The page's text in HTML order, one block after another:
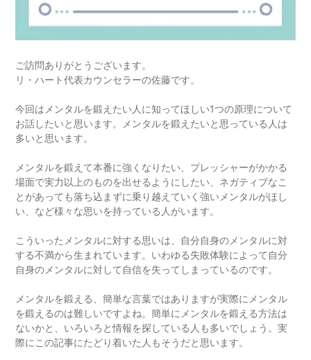
ご訪問ありがとうございます。
リ・ハート代表カウンセラーの佐藤です。
今回はメンタルを鍛えたい人に知ってほしい1つの原理について
お話したいと思います。メンタルを鍛えたいと思っている人は
多いと思います。
メンタルを鍛えて本番に強くなりたい、プレッシャーがかかる
場面で実力以上のものを出せるようにしたい、ネガティブなこ
とがあっても落ち込まずに乗り越えていく強いメンタルがほし
い、など様々な思いを持っている人がいます。
こういったメンタルに対する思いは、自分自身のメンタルに対
する不満から生まれています。いわゆる失敗体験によって自分
自身のメンタルに対して自信を失ってしまっているのです。
メンタルを鍛える、簡単な言葉ではありますが実際にメンタル
を鍛えるのは難しいですよね。簡単にメンタルを鍛える方法は
ないかと、いろいろと情報を探している人も多いでしょう。実
際にこの記事にたどり着いた人もそうだと思います。